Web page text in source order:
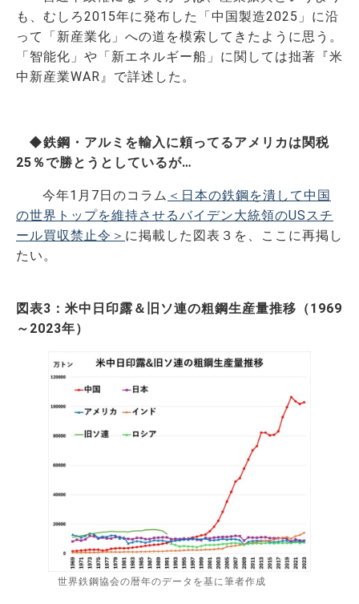
も、むしろ2015年に発布した「中国製造2025」に沿
って「新産業化」への道を模索してきたように思う。
「智能化」や「新エネルギー船」に関しては拙著『米
中新産業WAR』で詳述した。
◆鉄鋼・アルミを輸入に頼ってるアメリカは関税
25％で勝とうとしているが…
今年1月7日のコラム ＜日本の鉄鋼を潰して中国
の世界トップを維持させるバイデン大統領のUSスチ
ール買収禁止令＞ に掲載した図表３を、ここに再掲し
たい。
図表3：米中日印露＆旧ソ連の粗鋼生産量推移（1969
～2023年）
世界鉄鋼協会の暦年のデータを基に筆者作成